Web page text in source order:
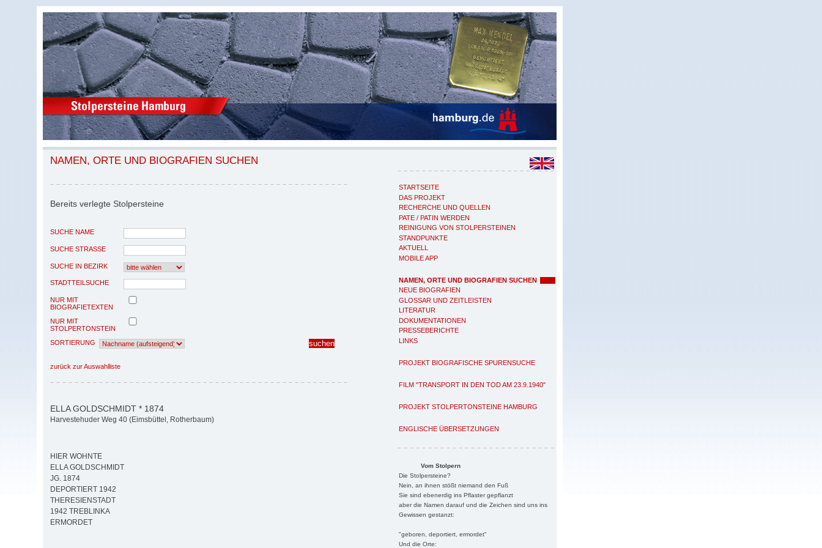
STARTSEITE
DAS PROJEKT
RECHERCHE UND QUELLEN
PATE / PATIN WERDEN
REINIGUNG VON STOLPERSTEINEN
STANDPUNKTE
AKTUELL
MOBILE APP
NAMEN, ORTE UND BIOGRAFIEN SUCHEN
NEUE BIOGRAFIEN
GLOSSAR UND ZEITLEISTEN
LITERATUR
DOKUMENTATIONEN
PRESSEBERICHTE
LINKS
PROJEKT BIOGRAFISCHE SPURENSUCHE
FILM "TRANSPORT IN DEN TOD AM 23.9.1940"
PROJEKT STOLPERTONSTEINE HAMBURG
ENGLISCHE ÜBERSETZUNGEN
Vom Stolpern
Die Stolpersteine?
Nein, an ihnen stößt niemand den Fuß
Sie sind ebenerdig ins Pflaster gepflanzt
aber die Namen darauf und die Zeichen sind uns ins
Gewissen gestanzt:
"geboren, deportiert, ermordet"
Und die Orte:
NAMEN, ORTE UND BIOGRAFIEN SUCHEN
Bereits verlegte Stolpersteine
SUCHE NAME
SUCHE STRASSE
SUCHE IN BEZIRK
STADTTEILSUCHE
NUR MIT
BIOGRAFIETEXTEN
NUR MIT
STOLPERTONSTEIN
SORTIERUNG
zurück zur Auswahlliste
ELLA GOLDSCHMIDT * 1874
Harvestehuder Weg 40 (Eimsbüttel, Rotherbaum)
HIER WOHNTE
ELLA GOLDSCHMIDT
JG. 1874
DEPORTIERT 1942
THERESIENSTADT
1942 TREBLINKA
ERMORDET